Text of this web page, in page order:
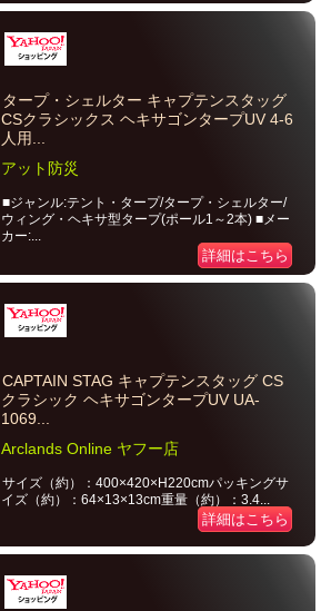
タープ・シェルター キャプテンスタッグ
CSクラシックス ヘキサゴンタープUV 4-6
人用...
アット防災
■ジャンル:テント・タープ/タープ・シェルター/
ウィング・ヘキサ型タープ(ポール1～2本) ■メー
カー:...
詳細はこちら
CAPTAIN STAG キャプテンスタッグ CS
クラシック ヘキサゴンタープUV UA-
1069...
Arclands Online ヤフー店
サイズ（約）：400×420×H220cmパッキングサ
イズ（約）：64×13×13cm重量（約）：3.4...
詳細はこちら